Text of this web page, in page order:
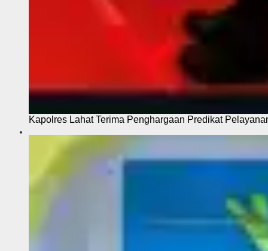
Kapolres Lahat Terima Penghargaan Predikat